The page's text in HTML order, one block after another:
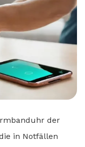
der
in Notfällen